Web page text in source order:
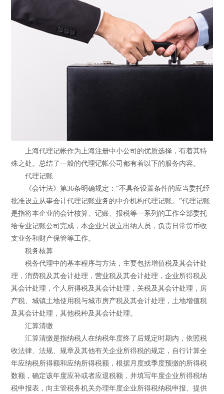
上海代理记帐作为上海注册中小公司的优质选择，有着其特
殊之处。总结了一般的代理记帐公司都有着以下的服务内容。
代理记账
《会计法》第36条明确规定：“不具备设置条件的应当委托经
批准设立从事会计代理记账业务的中介机构代理记账。”代理记账
是指将本企业的会计核算、记账、报税等一系列的工作全部委托
给专业记账公司完成，本企业只设立出纳人员，负责日常货币收
支业务和财产保管等工作。
税务核算
税务代理中的基本程序与方法，主要包括增值税及其会计处
理，消费税及其会计处理，营业税及其会计处理，企业所得税及
其会计处理，个人所得税及其会计处理，关税及其会计处理，房
产税、城镇土地使用税与城市房产税及其会计处理，土地增值税
及其会计处理，其他税种及其会计处理。
汇算清缴
汇算清缴是指纳税人在纳税年度终了后规定时期内，依照税
收法律、法规、规章及其他有关企业所得税的规定，自行计算全
年应纳税所得额和应纳所得税额，根据月度或季度预缴的所得税
数额，确定该年度应补或者应退税额，并填写年度企业所得税纳
税申报表，向主管税务机关办理年度企业所得税纳税申报、提供